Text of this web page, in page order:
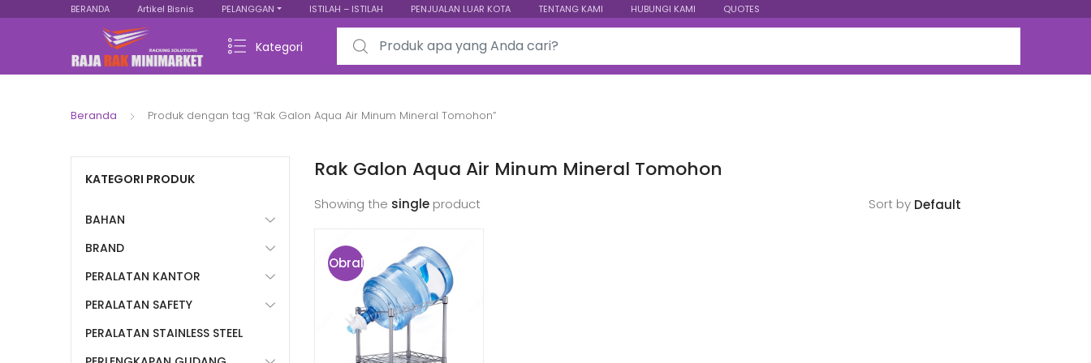
BERANDA Artikel Bisnis PELANGGAN ISTILAH – ISTILAH PENJUALAN LUAR KOTA TENTANG KAMI HUBUNGI KAMI QUOTES
Kategori
Search for:
Beranda Produk dengan tag “Rak Galon Aqua Air Minum Mineral Tomohon”
Rak Galon Aqua Air Minum Mineral Tomohon
Showing the single product Sort by
Obral
KATEGORI PRODUK
BAHAN
BRAND
PERALATAN KANTOR
PERALATAN SAFETY
PERALATAN STAINLESS STEEL